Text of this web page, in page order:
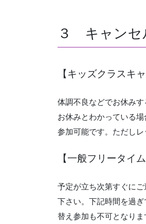
３ キャンセ
【キッズクラスキ
体調不良などでお休み
お休みとわかっている
参加可能です。ただし
【一般フリータイ
予定が立ち次第すぐに
下さい。下記時間を過
替え参加も不可となりま